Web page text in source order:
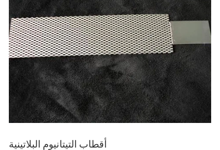
أقطاب التيتانيوم البلاتينية